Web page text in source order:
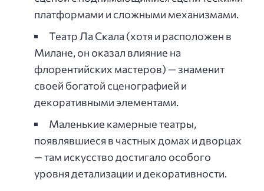
платформами и сложными механизмами.
Театр Ла Скала (хотя и расположен в
Милане, он оказал влияние на
флорентийских мастеров) — знаменит
своей богатой сценографией и
декоративными элементами.
Маленькие камерные театры,
появлявшиеся в частных домах и дворцах
— там искусство достигало особого
уровня детализации и декоративности.